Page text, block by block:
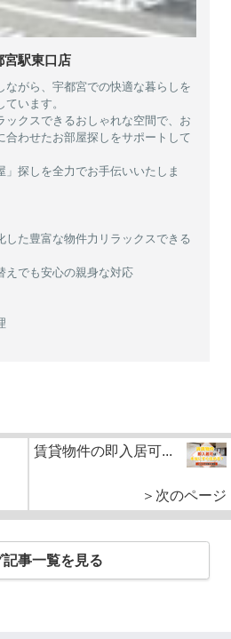
宮駅東口店
ながら、宇都宮での快適な暮らしを
います。
ックスできるおしゃれな空間で、お
合わせたお部屋探しをサポートして
」探しを全力でお手伝いいたしま
した豊富な物件力リラックスできる
えでも安心の親身な対応
賃貸物件の即入居可...
＞次のページ
記事一覧を見る